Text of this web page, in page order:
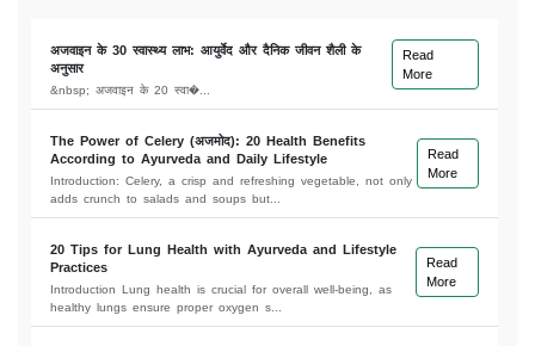
अजवाइन के 30 स्वास्थ्य लाभ: आयुर्वेद और दैनिक जीवन शैली के
अनुसार
&nbsp; अजवाइन के 20 स्वा�...
Read
More
The Power of Celery (अजमोद): 20 Health Benefits
According to Ayurveda and Daily Lifestyle
Introduction: Celery, a crisp and refreshing vegetable, not only
adds crunch to salads and soups but...
Read
More
20 Tips for Lung Health with Ayurveda and Lifestyle
Practices
Introduction Lung health is crucial for overall well-being, as
healthy lungs ensure proper oxygen s...
Read
More